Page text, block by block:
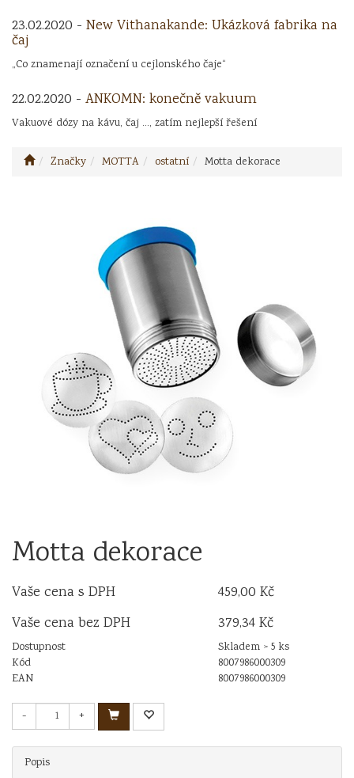
23.02.2020 - New Vithanakande: Ukázková fabrika na
čaj
„Co znamenají označení u cejlonského čaje“
22.02.2020 - ANKOMN: konečně vakuum
Vakuové dózy na kávu, čaj ..., zatím nejlepší řešení
Značky MOTTA ostatní Motta dekorace
Motta dekorace
Vaše cena s DPH
459,00 Kč
Vaše cena bez DPH
379,34 Kč
Dostupnost
Skladem > 5 ks
Kód
8007986000309
EAN
8007986000309
- +
Popis